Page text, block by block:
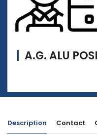
A.G. ALU
Description Contact